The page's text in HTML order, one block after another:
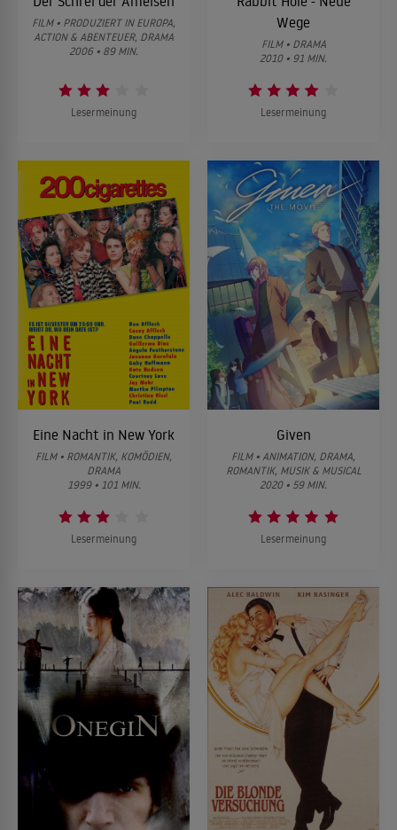
FILM • PRODUZIERT IN EUROPA,
ACTION & ABENTEUER, DRAMA
2006 • 89 MIN.
Lesermeinung
Wege
FILM • DRAMA
2010 • 91 MIN.
Lesermeinung
Eine Nacht in New York
FILM • ROMANTIK, KOMÖDIEN,
DRAMA
1999 • 101 MIN.
Lesermeinung
Given
FILM • ANIMATION, DRAMA,
ROMANTIK, MUSIK & MUSICAL
2020 • 59 MIN.
Lesermeinung